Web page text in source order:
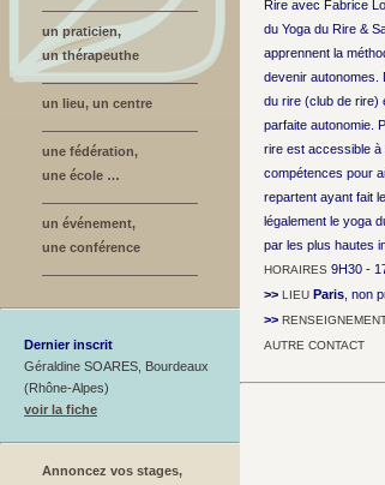
un praticien,
un thérapeuthe
un lieu, un centre
une fédération,
une école …
un événement,
une conférence
Dernier inscrit
Géraldine SOARES, Bourdeaux
(Rhône-Alpes)
voir la fiche
Annoncez vos stages,
Rire avec Fabrice
du Yoga du Rire &
apprennent la
devenir autonomes.
du rire (club de rire)
parfaite autonomie.
rire est accessible à
compétences pour
repartent ayant fait
légalement le yoga
par les plus hautes
HORAIRES 9H30 -
>> LIEU Paris , non
>>
AUTRE CONTACT